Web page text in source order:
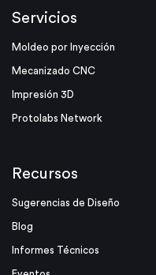
Servicios
Moldeo por Inyección
Mecanizado CNC
Impresión 3D
Protolabs Network
Recursos
Sugerencias de Diseño
Blog
Informes Técnicos